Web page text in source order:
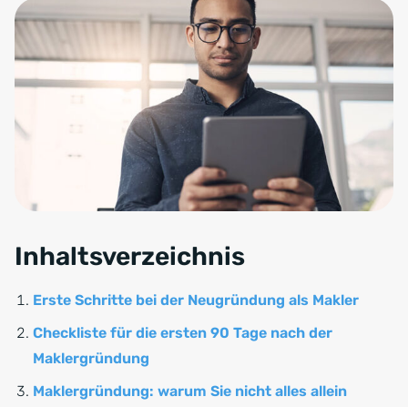
Inhaltsverzeichnis
Erste Schritte bei der Neugründung als Makler
Checkliste für die ersten 90 Tage nach der
Maklergründung
Maklergründung: warum Sie nicht alles allein